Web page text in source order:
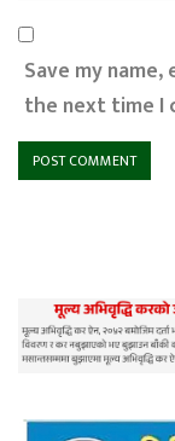
Save my
the next time I